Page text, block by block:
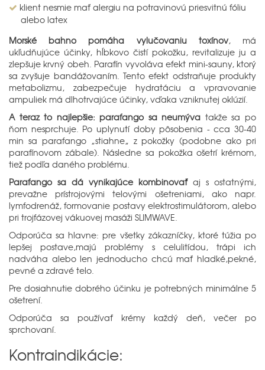
klient nesmie mať alergiu na potravinovú priesvitnú fóliu
alebo latex
Morské bahno pomáha vylučovaniu toxínov, má
ukľudňujúce účinky, hĺbkovo čistí pokožku, revitalizuje ju a
zlepšuje krvný obeh. Parafín vyvoláva efekt mini-sauny, ktorý
sa zvyšuje bandážovaním. Tento efekt odstraňuje produkty
metabolizmu, zabezpečuje hydratáciu a vpravovanie
ampuliek má dlhotrvajúce účinky, vďaka vzniknutej oklúzií.
A teraz to najlepšie: parafango sa neumýva takže sa po
ňom nesprchuje. Po uplynutí doby pôsobenia - cca 30-40
min sa parafango „stiahne„ z pokožky (podobne ako pri
parafínovom zábale). Následne sa pokožka ošetrí krémom,
tiež podľa daného problému.
Parafango sa dá vynikajúce kombinovaťaj s ostatnými,
prevažne prístrojovými telovými ošetreniami, ako napr.
lymfodrenáž, formovanie postavy elektrostimulátorom, alebo
pri trojfázovej vákuovej masáži SLIMWAVE.
Odporúča sa hlavne: pre všetky zákazníčky, ktoré túžia po
lepšej postave,majú problémy s celulitídou, trápi ich
nadváha alebo len jednoducho chcú mať hladké,pekné,
pevné a zdravé telo.
Pre dosiahnutie dobrého účinku je potrebných minimálne 5
ošetrení.
Odporúča sa používať krémy každý deň, večer po
sprchovaní.
Kontraindikácie: